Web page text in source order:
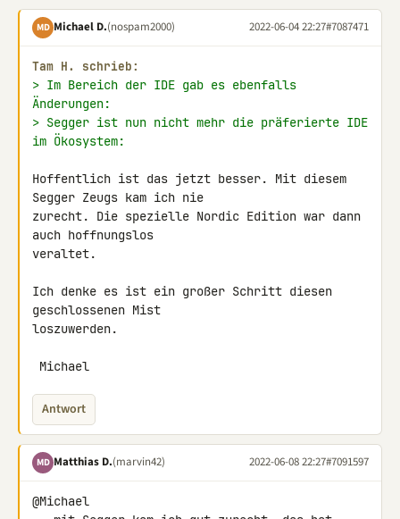
MD Michael D.(nospam2000) 2022-06-04 22:27#7087471
Tam H. schrieb:
> Im Bereich der IDE gab es ebenfalls
Änderungen:
> Segger ist nun nicht mehr die präferierte IDE
im Ökosystem:
Hoffentlich ist das jetzt besser. Mit diesem
Segger Zeugs kam ich nie
zurecht. Die spezielle Nordic Edition war dann
auch hoffnungslos
veraltet.
Ich denke es ist ein großer Schritt diesen
geschlossenen Mist
loszuwerden.
Michael
Antwort
MD Matthias D.(marvin42) 2022-06-08 22:27#7091597
@Michael